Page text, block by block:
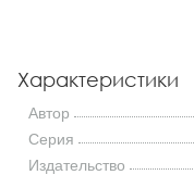
Характеристики
Автор
Серия
Издательство